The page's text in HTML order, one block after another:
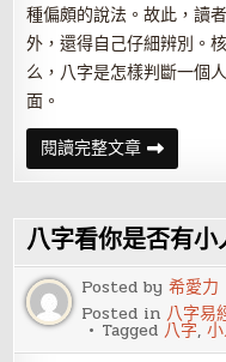
種偏頗的說法。故此，讀
外，還得自己仔細辨別。
么，八字是怎樣判斷一個
面。
閱讀完整文章怎
樣
由
字
看
一
個
人
的
性
格
和
八字看你是否有小
Posted by希愛力
Posted in 八字易
Tagged 八字,